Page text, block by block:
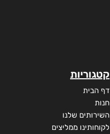
קטגוריות
דף הבית
חנות
השירותים שלנו
לקוחותינו ממליצים